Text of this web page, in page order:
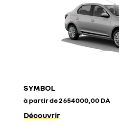
SYMBOL
à partir de2 654 000,00 DA
Découvrir